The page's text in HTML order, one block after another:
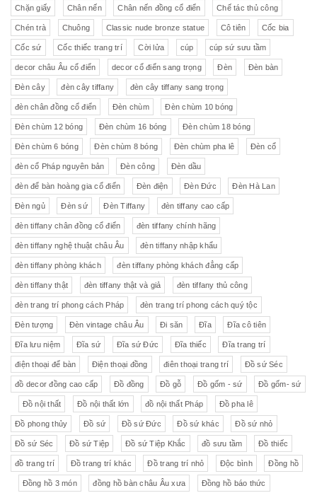
Chặn giấy Chân nến Chân nến đồng cổ điển Chế tác thủ công
Chén trà Chuông Classic nude bronze statue Cô tiên Cốc bia
Cốc sứ Cốc thiếc trang trí Cời lửa cúp cúp sứ sưu tầm
decor châu Âu cổ điển decor cổ điển sang trọng Đèn Đèn bàn
Đèn cây đèn cây tiffany đèn cây tiffany sang trọng
đèn chân đồng cổ điển Đèn chùm Đèn chùm 10 bóng
Đèn chùm 12 bóng Đèn chùm 16 bóng Đèn chùm 18 bóng
Đèn chùm 6 bóng Đèn chùm 8 bóng Đèn chùm pha lê Đèn cổ
đèn cổ Pháp nguyên bản Đèn công Đèn dầu
đèn để bàn hoàng gia cổ điển Đèn điện Đèn Đức Đèn Hà Lan
Đèn ngủ Đèn sứ Đèn Tiffany đèn tiffany cao cấp
đèn tiffany chân đồng cổ điển đèn tiffany chính hãng
đèn tiffany nghệ thuật châu Âu đèn tiffany nhập khẩu
đèn tiffany phòng khách đèn tiffany phòng khách đẳng cấp
đèn tiffany thật đèn tiffany thật và giả đèn tiffany thủ công
đèn trang trí phong cách Pháp đèn trang trí phong cách quý tộc
Đèn tượng Đèn vintage châu Âu Đi săn Đĩa Đĩa cô tiên
Đĩa lưu niệm Đĩa sứ Đĩa sứ Đức Đĩa thiếc Đĩa trang trí
điện thoại để bàn Điện thoại đồng điên thoại trang trí Đồ sứ Séc
đồ decor đồng cao cấp Đồ đồng Đồ gỗ Đồ gốm - sứ Đồ gốm- sứ
Đồ nội thất Đồ nội thất lớn đồ nội thất Pháp Đồ pha lê
Đồ phong thủy Đồ sứ Đồ sứ Đức Đồ sứ khác Đồ sứ nhỏ
Đồ sứ Séc Đồ sứ Tiệp Đồ sứ Tiệp Khắc đồ sưu tầm Đồ thiếc
đồ trang trí Đồ trang trí khác Đồ trang trí nhỏ Độc bình Đồng hồ
Đồng hồ 3 món đồng hồ bàn châu Âu xưa Đồng hồ báo thức